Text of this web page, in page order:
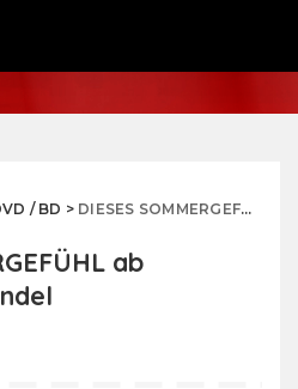
/ BD > DIESES SOMMERGEFÜHL ab 26.05.2017 im Handel
ab